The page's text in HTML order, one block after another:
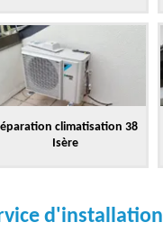
climatisation 38
Isère
d'installation